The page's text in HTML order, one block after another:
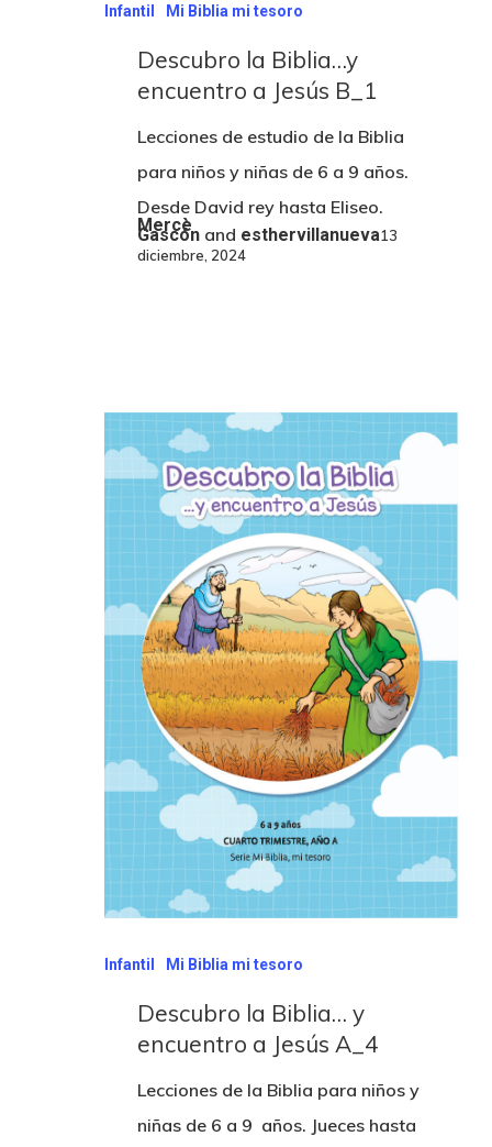
Infantil Mi Biblia mi tesoro
Descubro la Biblia…y
encuentro a Jesús B_1
Lecciones de estudio de la Biblia
para niños y niñas de 6 a 9 años.
Desde David rey hasta Eliseo.
Mercè
Gascón and esthervillanueva13
diciembre, 2024
Infantil Mi Biblia mi tesoro
Descubro la Biblia… y
encuentro a Jesús A_4
Lecciones de la Biblia para niños y
niñas de 6 a 9 años. Jueces hasta